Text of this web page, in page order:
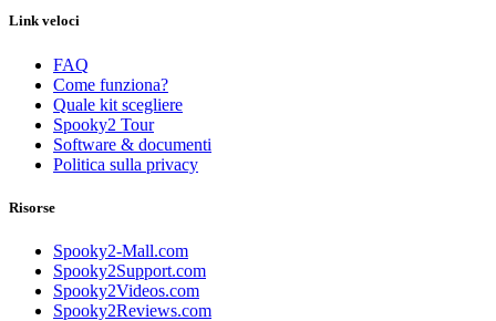
Link veloci
FAQ
Come funziona?
Quale kit scegliere
Spooky2 Tour
Software & documenti
Politica sulla privacy
Risorse
Spooky2-Mall.com
Spooky2Support.com
Spooky2Videos.com
Spooky2Reviews.com